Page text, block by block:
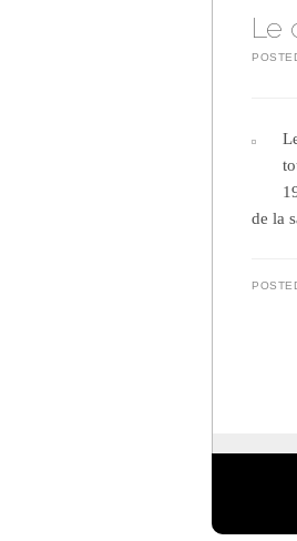
Le
de la